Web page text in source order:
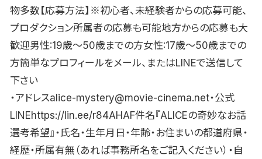
物多数【応募方法】※初心者、未経験者からの応募可能、
プロダクション所属者の応募も可能地方からの応募も大
歓迎男性:19歳〜50歳までの方女性:17歳〜50歳までの
方簡単なプロフィールをメール、またはLINEで送信して
下さい
・アドレスalice-mystery@movie-cinema.net・公式
LINEhttps://lin.ee/r84AHAF件名『ALICEの奇妙なお話
選考希望』・氏名・生年月日・年齢・お住まいの都道府県・
経歴・所属有無（あれば事務所名をご記入ください）・自